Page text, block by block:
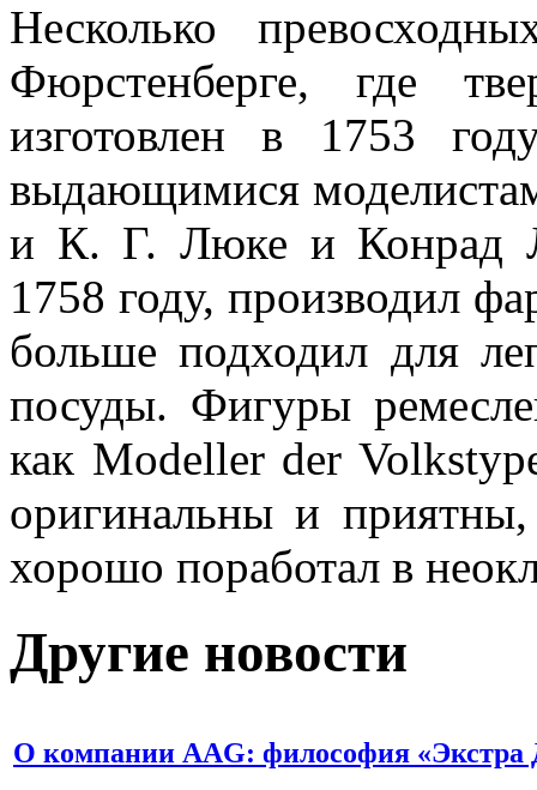
Несколько
Фюрстенберге, где
изготовлен в 1753
выдающимися
и К. Г. Люке и Конрад
1758 году, производил
больше подходил для
посуды. Фигуры
как Modeller der
оригинальны и
хорошо поработал в
Другие новости
О компании AAG: философия «Экстра